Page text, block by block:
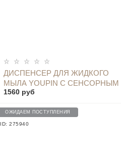
ДИСПЕНСЕР ДЛЯ ЖИДКОГО
МЫЛА YOUPIN С СЕНСОРНЫМ
ДАТЧИКОМ И ТЕРМОМЕТРОМ
1560 руб
ОЖИДАЕМ ПОСТУПЛЕНИЯ
ID: 275940